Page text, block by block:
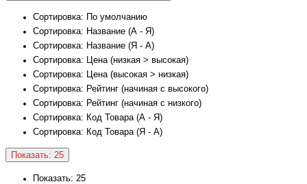
Сортировка: По умолчанию
Сортировка: Название (А - Я)
Сортировка: Название (Я - А)
Сортировка: Цена (низкая > высокая)
Сортировка: Цена (высокая > низкая)
Сортировка: Рейтинг (начиная с высокого)
Сортировка: Рейтинг (начиная с низкого)
Сортировка: Код Товара (А - Я)
Сортировка: Код Товара (Я - А)
Показать: 25
Показать: 25